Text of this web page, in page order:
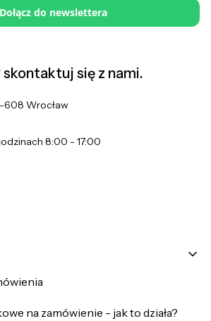
Dołącz do newslettera
się z nami.
608 Wrocław
8:00 - 17:00
na zamówienie - jak to działa?